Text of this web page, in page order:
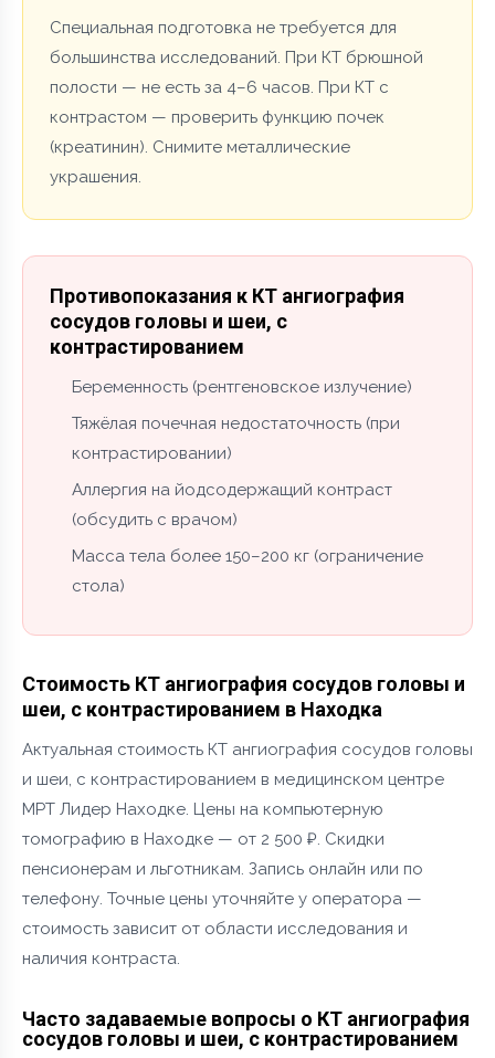
Специальная подготовка не требуется для
большинства исследований. При КТ брюшной
полости — не есть за 4–6 часов. При КТ с
контрастом — проверить функцию почек
(креатинин). Снимите металлические
украшения.
Противопоказания к КТ ангиография
сосудов головы и шеи, с
контрастированием
Беременность (рентгеновское излучение)
Тяжёлая почечная недостаточность (при
контрастировании)
Аллергия на йодсодержащий контраст
(обсудить с врачом)
Масса тела более 150–200 кг (ограничение
стола)
Стоимость КТ ангиография сосудов головы и
шеи, с контрастированием в Находка
Актуальная стоимость КТ ангиография сосудов головы
и шеи, с контрастированием в медицинском центре
МРТ Лидер Находке. Цены на компьютерную
томографию в Находке — от 2 500 ₽. Скидки
пенсионерам и льготникам. Запись онлайн или по
телефону. Точные цены уточняйте у оператора —
стоимость зависит от области исследования и
наличия контраста.
Часто задаваемые вопросы о КТ ангиография
сосудов головы и шеи, с контрастированием